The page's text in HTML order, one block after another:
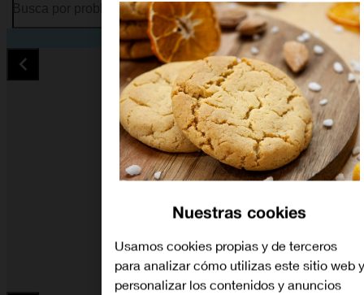
Busca por problema o tema
Nuestras cookies
Usamos cookies propias y de terceros
para analizar cómo utilizas este sitio web y
personalizar los contenidos y anuncios